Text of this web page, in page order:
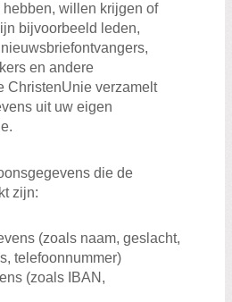
willen krijgen of
bijvoorbeeld leden,
en andere
ChristenUnie verzamelt
uit uw eigen
die de
zijn:
(zoals naam, geslacht,
telefoonnummer)
(zoals IBAN,